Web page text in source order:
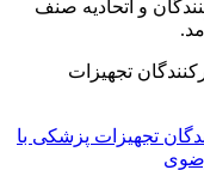
و اتحادیه صنف
تجهیزات
تجهیزات پزشکی با